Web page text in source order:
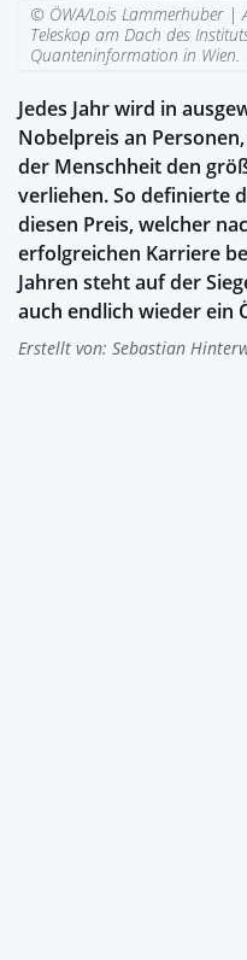
© ÖWA/Lois Lammerhuber |
Teleskop am Dach des
Quanteninformation in Wien.
Jedes Jahr wird in
Nobelpreis an
der Menschheit den
verliehen. So definierte
diesen Preis, welcher
erfolgreichen Karriere
Jahren steht auf der
auch endlich wieder ein
Erstellt von: Sebastian